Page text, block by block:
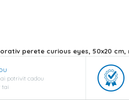
perete curious eyes, 50x20
potrivit cadou
tai